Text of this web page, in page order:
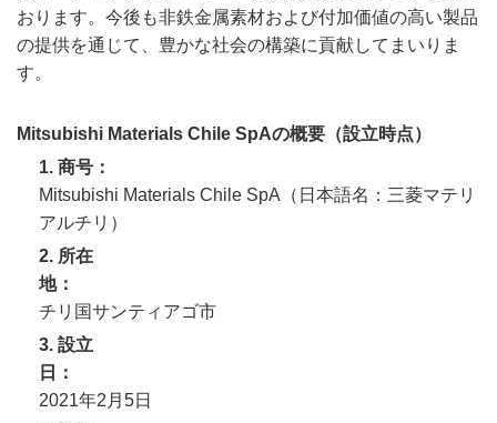
おります。今後も非鉄金属素材および付加価値の高い製品
の提供を通じて、豊かな社会の構築に貢献してまいりま
す。
Mitsubishi Materials Chile SpAの概要（設立時点）
1. 商号
Mitsubishi Materials Chile SpA（日本語名：三菱マテリ
アルチリ）
2. 所在
地
チリ国サンティアゴ市
3. 設立
日
2021年2月5日